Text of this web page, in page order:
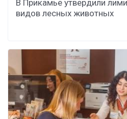
В Прикамье утвердили
видов лесных животных